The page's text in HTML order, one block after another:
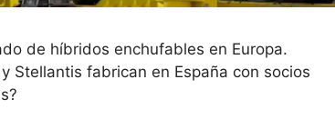
de híbridos enchufables en Europa.
Stellantis fabrican en España con socios